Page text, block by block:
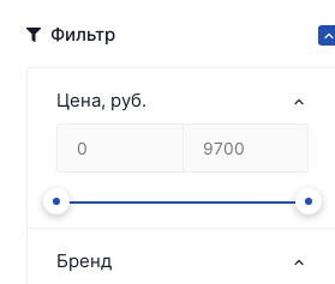
Фильтр
Цена, руб.
Бренд